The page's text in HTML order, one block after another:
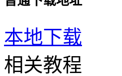
本地下载
相关教程